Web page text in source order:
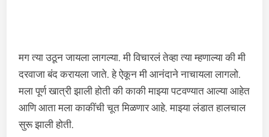
मग त्या उठून जायला लागल्या. मी विचारलं तेव्हा त्या म्हणाल्या की मी
दरवाजा बंद करायला जाते. हे ऐकून मी आनंदाने नाचायला लागलो.
मला पूर्ण खात्री झाली होती की काकी माझ्या पटवण्यात आल्या आहेत
आणि आता मला काकींची चूत मिळणार आहे. माझ्या लंडात हालचाल
सुरू झाली होती.